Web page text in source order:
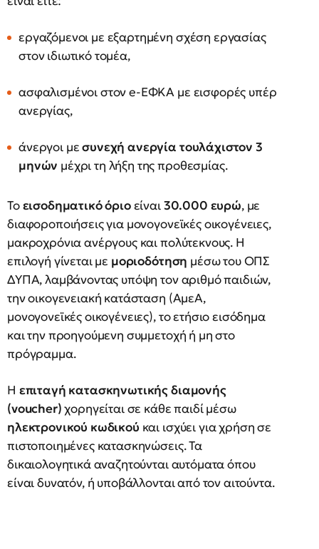
εργαζόμενοι με εξαρτημένη σχέση εργασίας
στον ιδιωτικό τομέα,
ασφαλισμένοι στον e-ΕΦΚΑ με εισφορές υπέρ
ανεργίας,
άνεργοι μεσυνεχή ανεργία τουλάχιστον 3
μηνών μέχρι τη λήξη της προθεσμίας.
Τοεισοδηματικό όριοείναι30.000 ευρώ, με
διαφοροποιήσεις για μονογονεϊκές οικογένειες,
μακροχρόνια ανέργους και πολύτεκνους. Η
επιλογή γίνεται με μοριοδότηση μέσω του ΟΠΣ
ΔΥΠΑ, λαμβάνοντας υπόψη τον αριθμό παιδιών,
την οικογενειακή κατάσταση (ΑμεΑ,
μονογονεϊκές οικογένειες), το ετήσιο εισόδημα
και την προηγούμενη συμμετοχή ή μη στο
πρόγραμμα.
Η επιταγή κατασκηνωτικής διαμονής
(voucher)χορηγείται σε κάθε παιδί μέσω
ηλεκτρονικού κωδικού και ισχύει για χρήση σε
πιστοποιημένες κατασκηνώσεις. Τα
δικαιολογητικά αναζητούνται αυτόματα όπου
είναι δυνατόν, ή υποβάλλονται από τον αιτούντα.